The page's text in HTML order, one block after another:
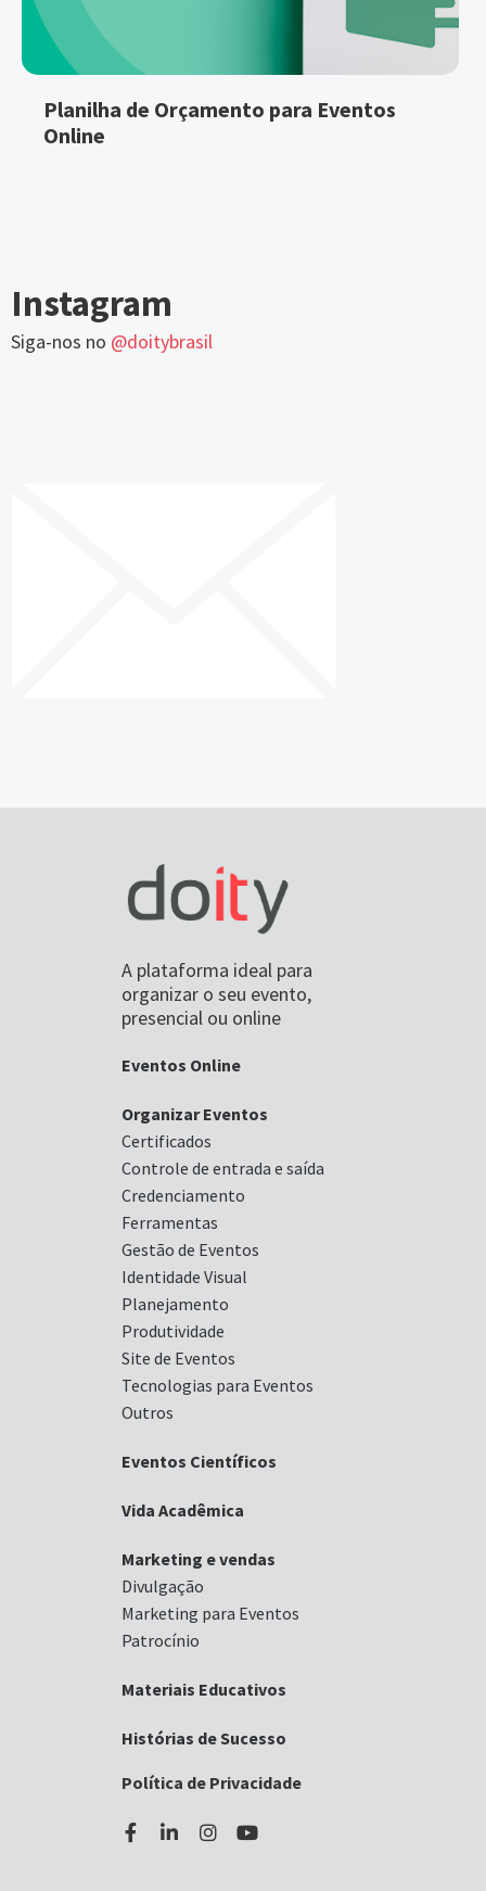
Planilha de Orçamento para Eventos
Online
Instagram
Siga-nos no @doitybrasil
A plataforma ideal para
organizar o seu evento,
presencial ou online
Eventos Online
Organizar Eventos
Certificados
Controle de entrada e saída
Credenciamento
Ferramentas
Gestão de Eventos
Identidade Visual
Planejamento
Produtividade
Site de Eventos
Tecnologias para Eventos
Outros
Eventos Científicos
Vida Acadêmica
Marketing e vendas
Divulgação
Marketing para Eventos
Patrocínio
Materiais Educativos
Histórias de Sucesso
Política de Privacidade